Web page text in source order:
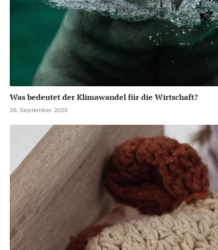
Was bedeutet der Klimawandel für die Wirtschaft?
26. September 2025